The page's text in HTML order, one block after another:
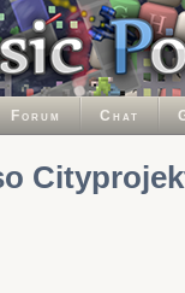
Forum Chat